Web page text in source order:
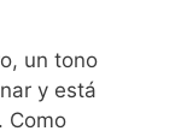
un tono
y está
. Como